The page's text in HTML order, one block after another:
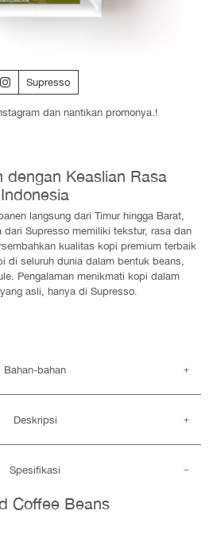
Supresso
dan nantikan promonya.!
dengan Keaslian Rasa
Indonesia
langsung dari Timur hingga Barat,
Supresso memiliki tekstur, rasa dan
kualitas kopi premium terbaik
di seluruh dunia dalam bentuk beans,
Pengalaman menikmati kopi dalam
asli, hanya di Supresso.
Bahan-bahan
Deskripsi
Spesifikasi
Coffee Beans